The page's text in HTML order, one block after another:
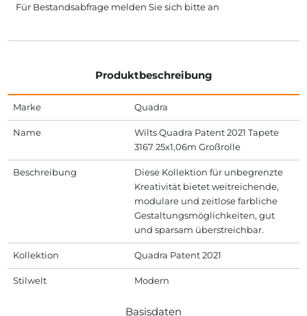
Für Bestandsabfrage melden Sie sich bittean
Produktbeschreibung
Marke Quadra
Name
Wilts Quadra Patent 2021 Tapete
3167 25x1,06m Großrolle
Beschreibung
Diese Kollektion für unbegrenzte
Kreativität bietet weitreichende,
modulare und zeitlose farbliche
Gestaltungsmöglichkeiten, gut
und sparsam überstreichbar.
Kollektion Quadra Patent 2021
Stilwelt Modern
Basisdaten